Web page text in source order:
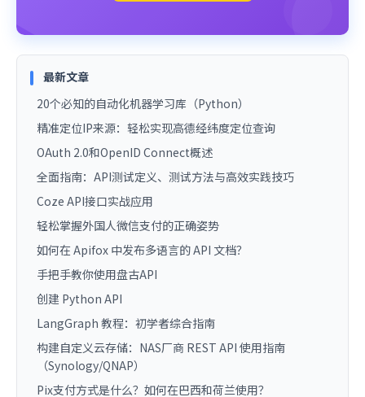
最新文章
20个必知的自动化机器学习库（Python）
精准定位IP来源：轻松实现高德经纬度定位查询
OAuth 2.0和OpenID Connect概述
全面指南：API测试定义、测试方法与高效实践技巧
Coze API接口实战应用
轻松掌握外国人微信支付的正确姿势
如何在 Apifox 中发布多语言的 API 文档？
手把手教你使用盘古API
创建 Python API
LangGraph 教程：初学者综合指南
构建自定义云存储：NAS厂商 REST API 使用指南
（Synology/QNAP）
Pix支付方式是什么？如何在巴西和荷兰使用？